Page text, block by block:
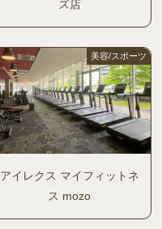
ズ店
美容/スポーツ
アイレクス マイフィットネ
ス mozo